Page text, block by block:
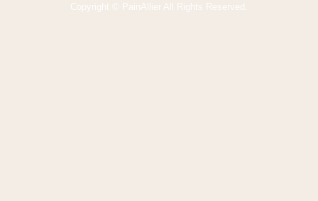
Copyright © PainAllier All Rights Reserved.